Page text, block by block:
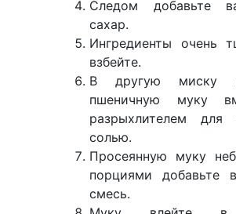
Следом добавьте
сахар.
Ингредиенты очень
взбейте.
В другую миску
пшеничную муку
разрыхлителем
солью.
Просеянную муку
порциями добавьте
смесь.